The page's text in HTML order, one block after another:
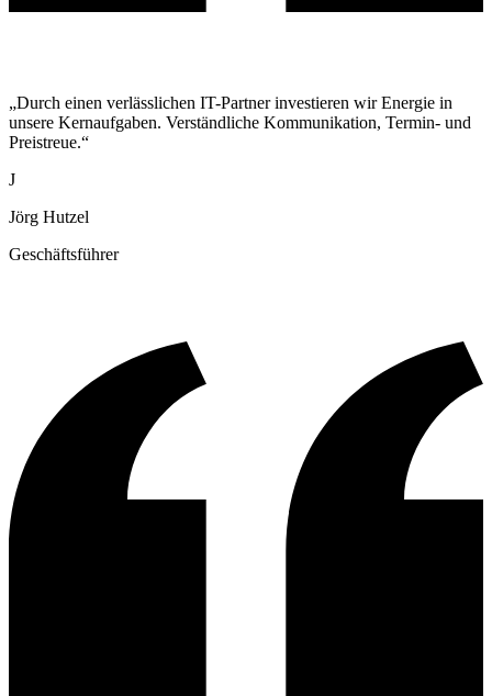
„Durch einen verlässlichen IT-Partner investieren wir Energie in
unsere Kernaufgaben. Verständliche Kommunikation, Termin- und
Preistreue.“
J
Jörg Hutzel
Geschäftsführer